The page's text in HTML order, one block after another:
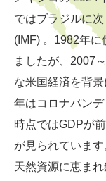
ではブラジルに
(IMF) 。1982年
ましたが、2007
な米国経済を背
年はコロナパン
時点ではGDPが
が見られています
天然資源に恵ま